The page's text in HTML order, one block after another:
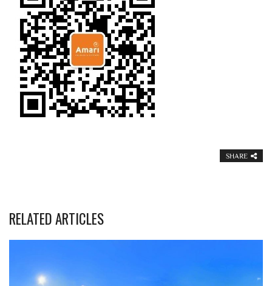
SHARE
RELATED ARTICLES